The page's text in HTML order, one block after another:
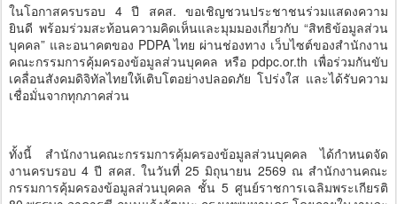
ในโอกาสครบรอบ 4 ปี สคส. ขอเชิญชวนประชาชนร่วมแสดงความ
ยินดี พร้อมร่วมสะท้อนความคิดเห็นและมุมมองเกี่ยวกับ “สิทธิข้อมูลส่วน
บุคคล” และอนาคตของ PDPA ไทย ผ่านช่องทาง เว็บไซต์ของสำนักงาน
คณะกรรมการคุ้มครองข้อมูลส่วนบุคคล หรือ pdpc.or.th เพื่อร่วมกันขับ
เคลื่อนสังคมดิจิทัลไทยให้เติบโตอย่างปลอดภัย โปร่งใส และได้รับความ
เชื่อมั่นจากทุกภาคส่วน
ทั้งนี้ สำนักงานคณะกรรมการคุ้มครองข้อมูลส่วนบุคคล ได้กำหนดจัด
งานครบรอบ 4 ปี สคส. ในวันที่ 25 มิถุนายน 2569 ณ สำนักงานคณะ
กรรมการคุ้มครองข้อมูลส่วนบุคคล ชั้น 5 ศูนย์ราชการเฉลิมพระเกียรติ